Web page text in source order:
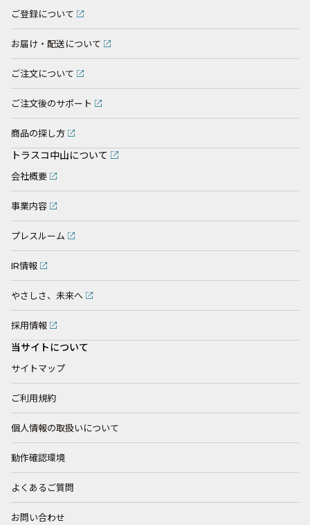
ご登録について
お届け・配送について
ご注文について
ご注文後のサポート
商品の探し方
トラスコ中山について
会社概要
事業内容
プレスルーム
IR情報
やさしさ、未来へ
採用情報
当サイトについて
サイトマップ
ご利用規約
個人情報の取扱いについて
動作確認環境
よくあるご質問
お問い合わせ